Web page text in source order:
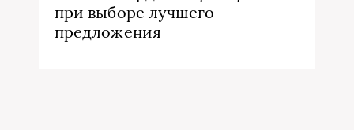
при выборе лучшего
предложения